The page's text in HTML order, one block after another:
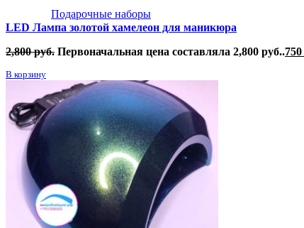
Подарочные наборы
LED Лампа золотой хамелеон для маникюра
2,800руб. Первоначальная цена составляла 2,800 руб..750
В корзину